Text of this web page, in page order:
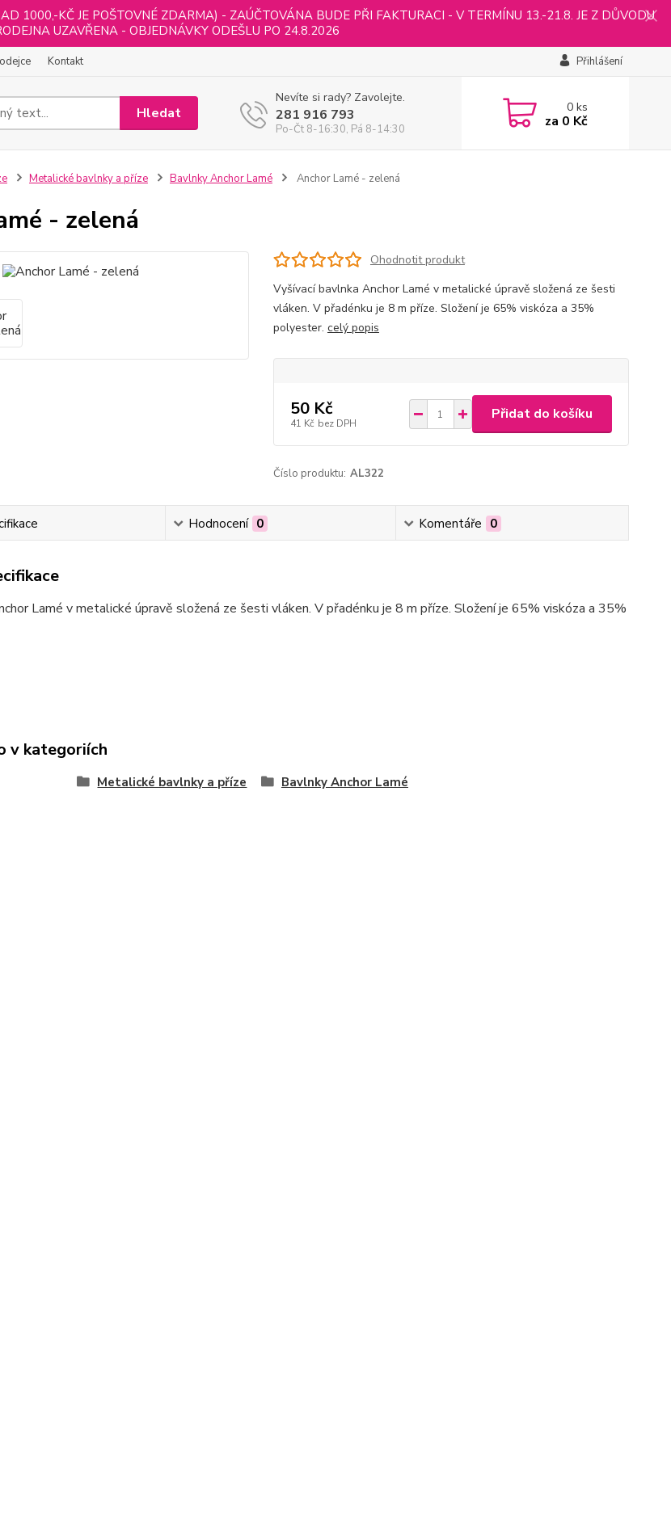
1000,-KČ JE POŠTOVNÉ ZDARMA) - ZAÚČTOVÁNA BUDE PŘI FAKTURACI - V TERMÍNU 13.-21.8. JE Z DŮVODU
UZAVŘENA - OBJEDNÁVKY ODEŠLU PO 24.8.2026
Kontakt Přihlášení
Hledat
Nevíte si rady? Zavolejte.
281 916 793
Po-Čt 8-16:30, Pá 8-14:30
0ks
za 0 Kč
Metalické bavlnky a příze Bavlnky Anchor Lamé Anchor Lamé - zelená
- zelená
Ohodnotit produkt
Vyšívací bavlnka Anchor Lamé v metalické úpravě složená ze šesti
vláken. V přadénku je 8 m příze. Složení je 65% viskóza a 35%
polyester. celý popis
50 Kč
41 Kč bez DPH
Přidat do košíku
Číslo produktu: AL322
Hodnocení 0 Komentáře 0
Lamé v metalické úpravě složená ze šesti vláken. V přadénku je 8 m příze. Složení je 65% viskóza a 35%
v kategoriích
Metalické bavlnky a příze Bavlnky Anchor Lamé